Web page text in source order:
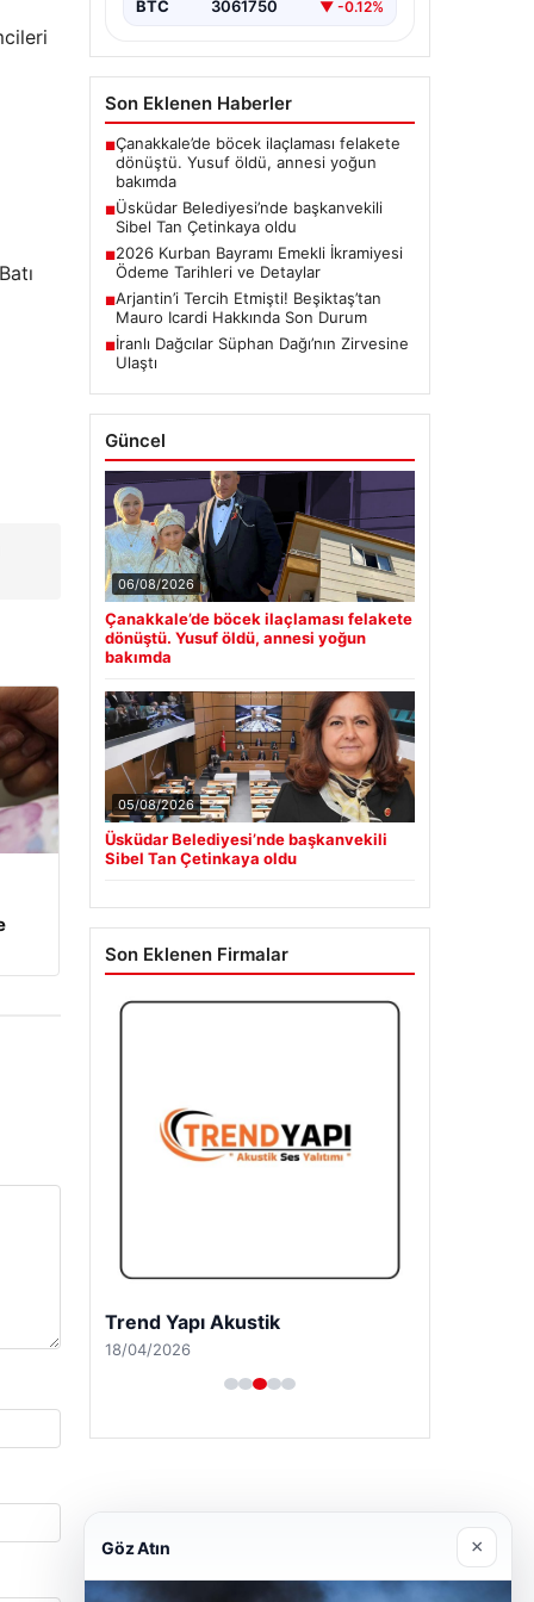
BTC 3061750 ▼ -0.12%
Son Eklenen Haberler
■Çanakkale’de böcek ilaçlaması felakete
dönüştü. Yusuf öldü, annesi yoğun
bakımda
■Üsküdar Belediyesi’nde başkanvekili
Sibel Tan Çetinkaya oldu
■2026 Kurban Bayramı Emekli İkramiyesi
Ödeme Tarihleri ve Detaylar
■Arjantin’i Tercih Etmişti! Beşiktaş’tan
Mauro Icardi Hakkında Son Durum
■İranlı Dağcılar Süphan Dağı’nın Zirvesine
Ulaştı
Güncel
06/08/2026
Çanakkale’de böcek ilaçlaması felakete
dönüştü. Yusuf öldü, annesi yoğun
bakımda
05/08/2026
Üsküdar Belediyesi’nde başkanvekili
Sibel Tan Çetinkaya oldu
Son Eklenen Firmalar
Trend Yapı Akustik
18/04/2026
Göz Atın ×